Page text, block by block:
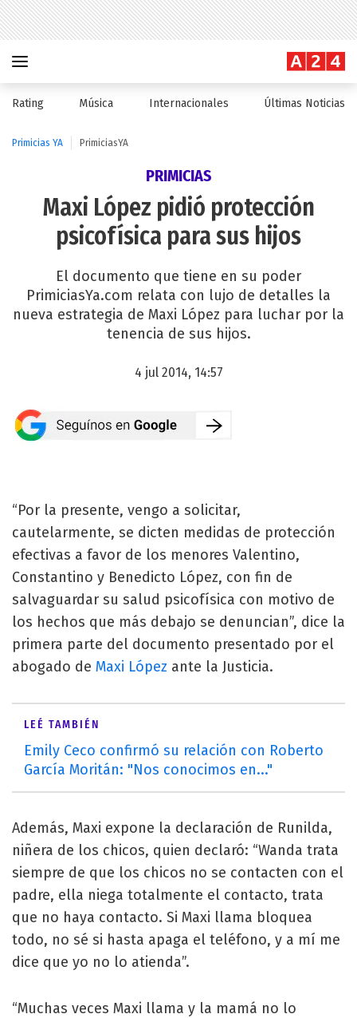
Rating Música Internacionales Últimas Noticias
Primicias YA PrimiciasYA
PRIMICIAS
Maxi López pidió protección
psicofísica para sus hijos
El documento que tiene en su poder
PrimiciasYa.com relata con lujo de detalles la
nueva estrategia de Maxi López para luchar por la
tenencia de sus hijos.
4 jul 2014, 14:57
“Por la presente, vengo a solicitar,
cautelarmente, se dicten medidas de protección
efectivas a favor de los menores Valentino,
Constantino y Benedicto López, con fin de
salvaguardar su salud psicofísica con motivo de
los hechos que más debajo se denuncian”, dice la
primera parte del documento presentado por el
abogado de Maxi López ante la Justicia.
LEÉ TAMBIÉN
Emily Ceco confirmó su relación con Roberto
García Moritán: "Nos conocimos en..."
Además, Maxi expone la declaración de Runilda,
niñera de los chicos, quien declaró: “Wanda trata
siempre de que los chicos no se contacten con el
padre, ella niega totalmente el contacto, trata
que no haya contacto. Si Maxi llama bloquea
todo, no sé si hasta apaga el teléfono, y a mí me
dice que yo no lo atienda”.
“Muchas veces Maxi llama y la mamá no lo